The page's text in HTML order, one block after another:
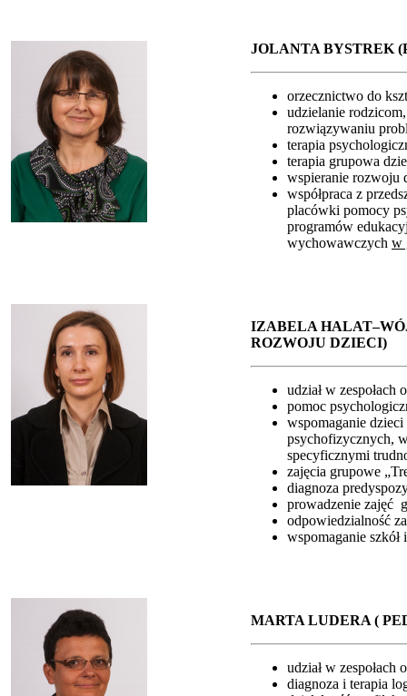
JOLANTA BYSTREK
orzecznictwo do
udzielanie
rozwiązywaniu
terapia
terapia grupowa
wspieranie rozwoju
współpraca z
placówki pomocy
programów
wychowawczych w
IZABELA H
ROZWOJU DZIECI)
udział w zespołach
pomoc
wspomaganie
psychofizycznych,
specyficznymi
zajęcia grupowe
diagnoza
prowadzenie zajęć
odpowiedzialność
wspomaganie szkół
MARTA LUDERA (
udział w zespołach
diagnoza i terapia